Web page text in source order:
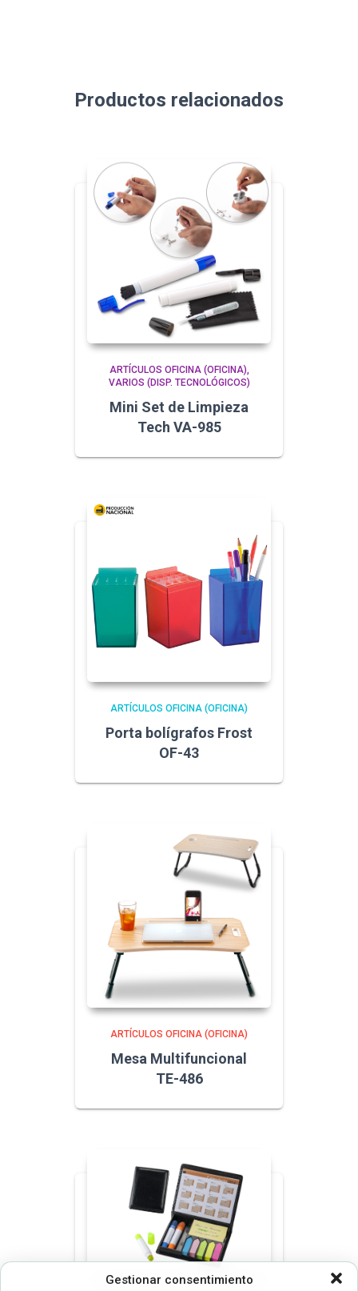
Gestionar consentimiento
Productos relacionados
ARTÍCULOS OFICINA (OFICINA)
VARIOS (DISP. TECNOLÓGICOS)
Mini Set de Limpieza
Tech VA-985
ARTÍCULOS OFICINA (OFICINA)
Porta bolígrafos Frost
OF-43
ARTÍCULOS OFICINA (OFICINA)
Mesa Multifuncional
TE-486